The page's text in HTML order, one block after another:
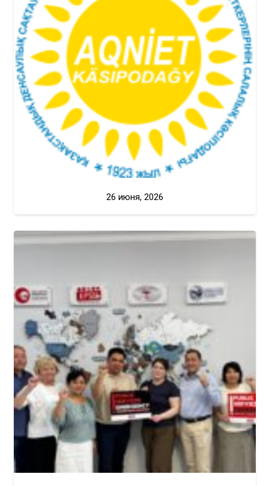
26 июня, 2026